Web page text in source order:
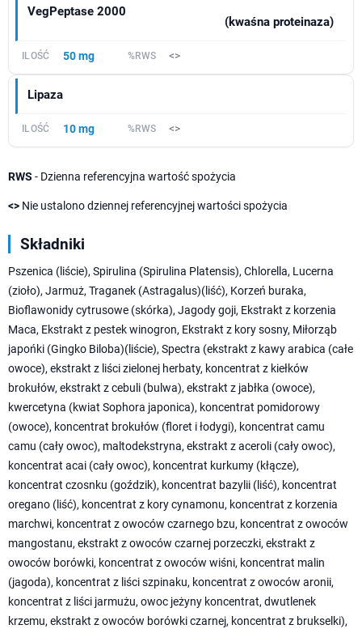
VegPeptase 2000
(kwaśna proteinaza)
50 mg <>
Lipaza
10 mg <>
RWS - Dzienna referencyjna wartość spożycia
<> Nie ustalono dziennej referencyjnej wartości spożycia
Składniki
Pszenica (liście), Spirulina (Spirulina Platensis), Chlorella, Lucerna
(zioło), Jarmuż, Traganek (Astragalus)(liść), Korzeń buraka,
Bioflawonidy cytrusowe (skórka), Jagody goji, Ekstrakt z korzenia
Maca, Ekstrakt z pestek winogron, Ekstrakt z kory sosny, Miłorząb
japońki (Gingko Biloba)(liście), Spectra (ekstrakt z kawy arabica (całe
owoce), ekstrakt z liści zielonej herbaty, koncentrat z kiełków
brokułów, ekstrakt z cebuli (bulwa), ekstrakt z jabłka (owoce),
kwercetyna (kwiat Sophora japonica), koncentrat pomidorowy
(owoce), koncentrat brokułów (floret i łodygi), koncentrat camu
camu (cały owoc), maltodekstryna, ekstrakt z aceroli (cały owoc),
koncentrat acai (cały owoc), koncentrat kurkumy (kłącze),
koncentrat czosnku (goździk), koncentrat bazylii (liść), koncentrat
oregano (liść), koncentrat z kory cynamonu, koncentrat z korzenia
marchwi, koncentrat z owoców czarnego bzu, koncentrat z owoców
mangostanu, ekstrakt z owoców czarnej porzeczki, ekstrakt z
owoców borówki, koncentrat z owoców wiśni, koncentrat malin
(jagoda), koncentrat z liści szpinaku, koncentrat z owoców aronii,
koncentrat z liści jarmużu, owoc jeżyny koncentrat, dwutlenek
krzemu, ekstrakt z owoców borówki czarnej, koncentrat z brukselki),